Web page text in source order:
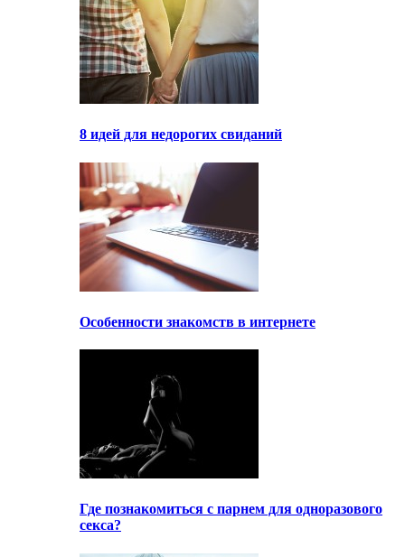
8 идей для недорогих свиданий
Особенности знакомств в интернете
Где познакомиться с парнем для одноразового
секса?